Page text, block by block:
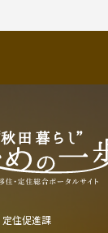
住促進課